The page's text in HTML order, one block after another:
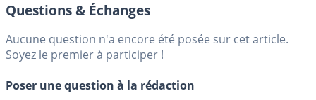
Questions & Échanges
Aucune question n'a encore été posée sur cet article.
Soyez le premier à participer !
Poser une question à la rédaction